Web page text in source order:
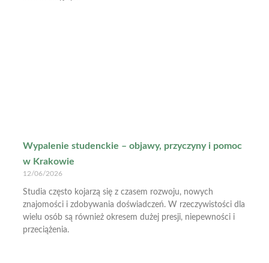
Wypalenie studenckie – objawy, przyczyny i pomoc
w Krakowie
12/06/2026
Studia często kojarzą się z czasem rozwoju, nowych
znajomości i zdobywania doświadczeń. W rzeczywistości dla
wielu osób są również okresem dużej presji, niepewności i
przeciążenia.